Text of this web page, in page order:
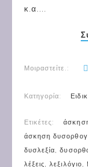
κ.α....
Μοιραστείτε.:
Κατηγορία:
Ετικέτες:
άσκηση
δυσλεξία,
λέξεις,λεξιλόγιο,